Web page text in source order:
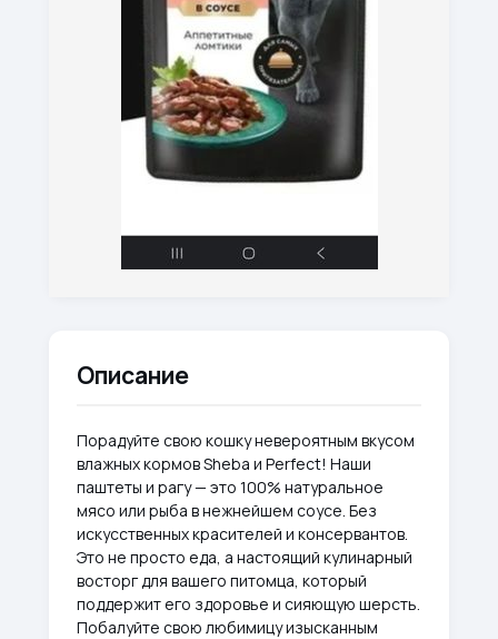
Описание
Порадуйте свою кошку невероятным вкусом
влажных кормов Sheba и Perfect! Наши
паштеты и рагу — это 100% натуральное
мясо или рыба в нежнейшем соусе. Без
искусственных красителей и консервантов.
Это не просто еда, а настоящий кулинарный
восторг для вашего питомца, который
поддержит его здоровье и сияющую шерсть.
Побалуйте свою любимицу изысканным